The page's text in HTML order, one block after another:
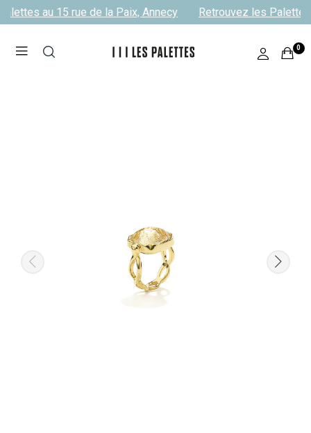
au 15 rue de la Paix, Annecy Retrouvez les Palettes
0